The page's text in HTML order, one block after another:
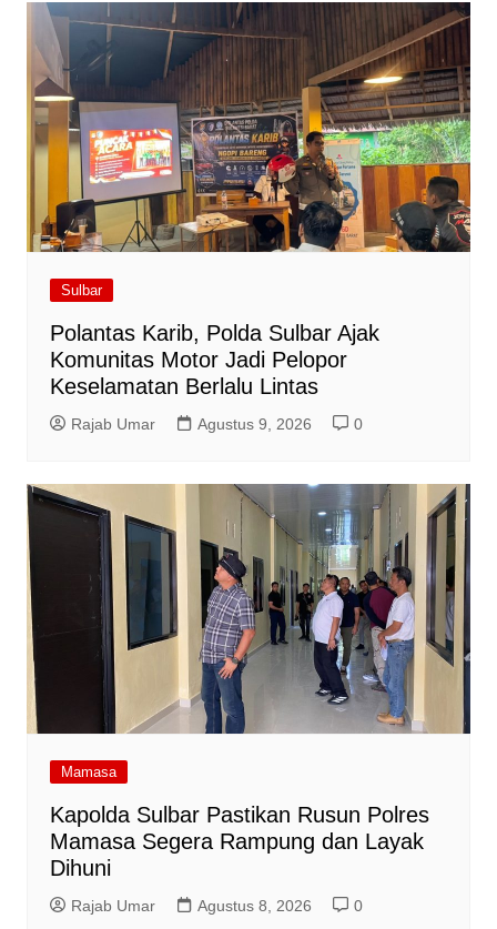
Sulbar
Polantas Karib, Polda Sulbar Ajak
Komunitas Motor Jadi Pelopor
Keselamatan Berlalu Lintas
Rajab Umar Agustus 9, 2026 0
Mamasa
Kapolda Sulbar Pastikan Rusun Polres
Mamasa Segera Rampung dan Layak
Dihuni
Rajab Umar Agustus 8, 2026 0